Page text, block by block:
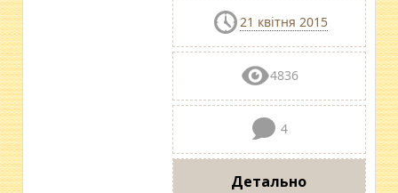
21 квітня 2015
4836
4
Детально